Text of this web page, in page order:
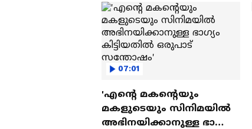
07:01
'എന്റെ മകന്റെയും
മകളുടെയും സിനിമയിൽ
അഭിനയിക്കാനുള്ള ഭാഗ്യം